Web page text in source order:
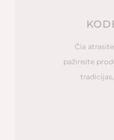
Čia
pažinsite